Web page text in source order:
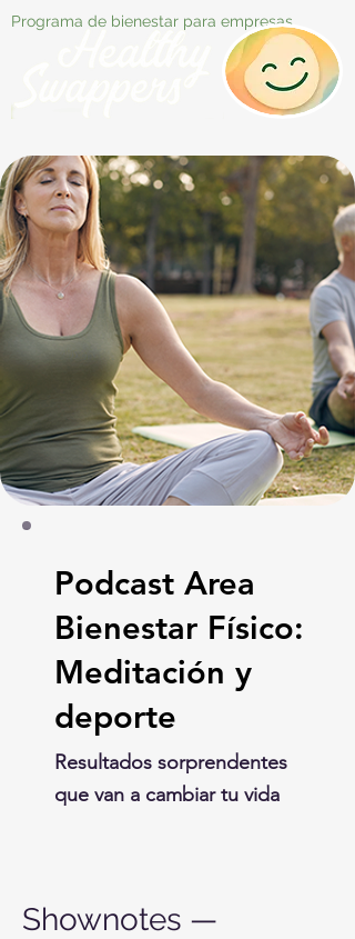
Programa de bienestar para empresas
Podcast Area
Bienestar Físico:
Meditación y
deporte
Resultados sorprendentes
que van a cambiar tu vida
Shownotes —